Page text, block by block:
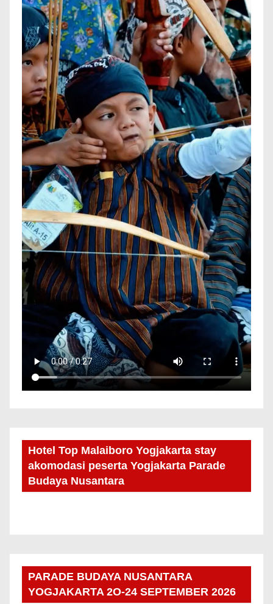
Hotel Top Malaiboro Yogjakarta stay
akomodasi peserta Yogjakarta Parade
Budaya Nusantara
PARADE BUDAYA NUSANTARA
YOGJAKARTA 2O-24 SEPTEMBER 2026